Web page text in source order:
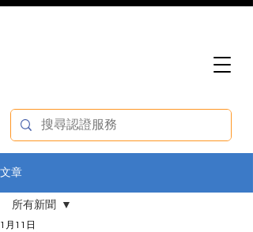
文章
所有新聞
1月11日